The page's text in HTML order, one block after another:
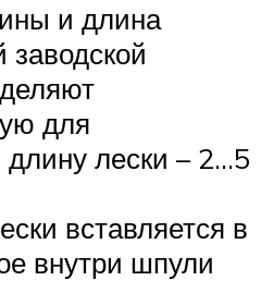
и длина
заводской
для
лески – 2…5
вставляется в
внутри шпули